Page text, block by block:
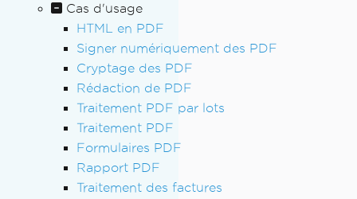
Cas d'usage
HTML en PDF
Signer numériquement des PDF
Cryptage des PDF
Rédaction de PDF
Traitement PDF par lots
Traitement PDF
Formulaires PDF
Rapport PDF
Traitement des factures